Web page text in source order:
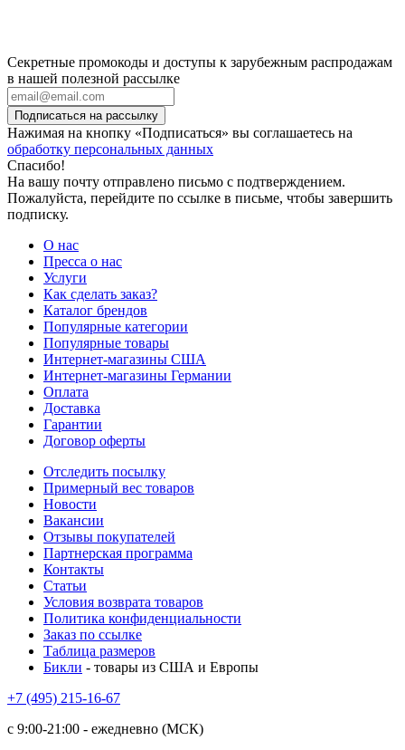
Секретные промокоды и доступы к зарубежным распродажам
в нашей полезной рассылке
Подписаться на рассылку
Нажимая на кнопку «Подписаться» вы соглашаетесь на
обработку персональных данных
Спасибо!
На вашу почту отправлено письмо с подтверждением.
Пожалуйста, перейдите по ссылке в письме, чтобы завершить
подписку.
О нас
Пресса о нас
Услуги
Как сделать заказ?
Каталог брендов
Популярные категории
Популярные товары
Интернет-магазины США
Интернет-магазины Германии
Оплата
Доставка
Гарантии
Договор оферты
Отследить посылку
Примерный вес товаров
Новости
Вакансии
Отзывы покупателей
Партнерская программа
Контакты
Статьи
Условия возврата товаров
Политика конфиденциальности
Заказ по ссылке
Таблица размеров
Бикли - товары из США и Европы
+7 (495) 215-16-67
с 9:00-21:00 - ежедневно (МСК)